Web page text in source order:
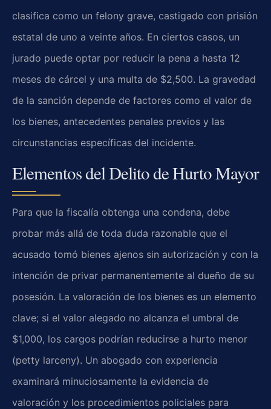
clasifica como un felony grave, castigado con prisión
estatal de uno a veinte años. En ciertos casos, un
jurado puede optar por reducir la pena a hasta 12
meses de cárcel y una multa de $2,500. La gravedad
de la sanción depende de factores como el valor de
los bienes, antecedentes penales previos y las
circunstancias específicas del incidente.
Elementos del Delito de Hurto Mayor
Para que la fiscalía obtenga una condena, debe
probar más allá de toda duda razonable que el
acusado tomó bienes ajenos sin autorización y con la
intención de privar permanentemente al dueño de su
posesión. La valoración de los bienes es un elemento
clave; si el valor alegado no alcanza el umbral de
$1,000, los cargos podrían reducirse a hurto menor
(petty larceny). Un abogado con experiencia
examinará minuciosamente la evidencia de
valoración y los procedimientos policiales para